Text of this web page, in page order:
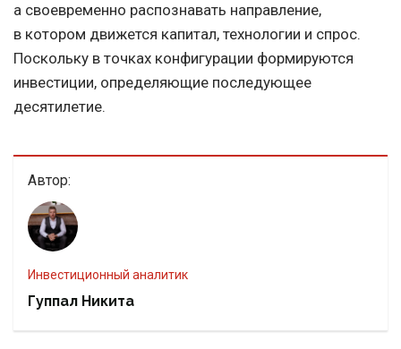
а своевременно распознавать направление,
в котором движется капитал, технологии и спрос.
Поскольку в точках конфигурации формируются
инвестиции, определяющие последующее
десятилетие.
Автор:
Инвестиционный аналитик
Гуппал Никита